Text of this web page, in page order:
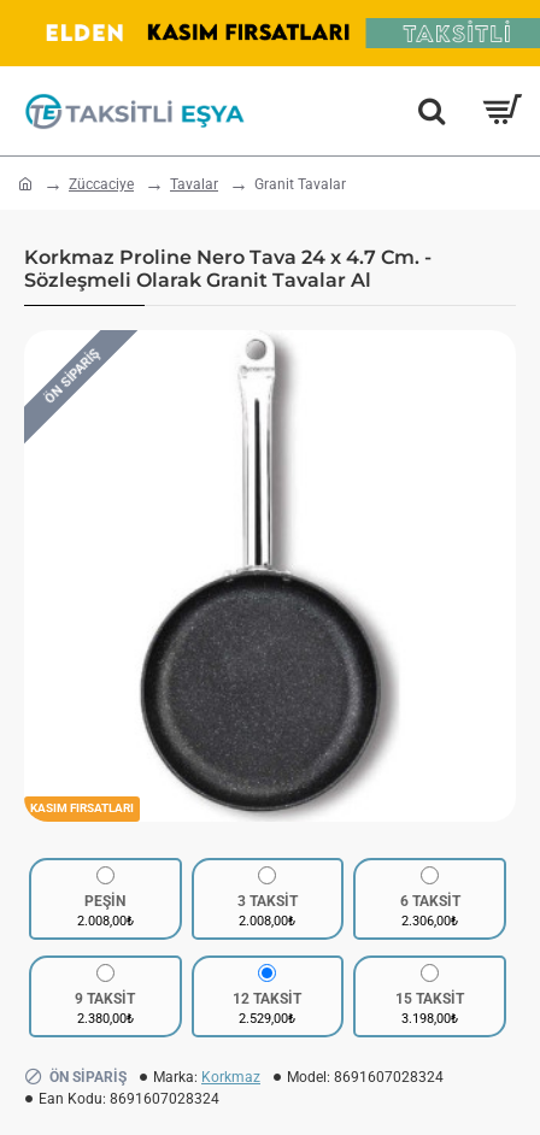
home Züccaciye Tavalar Granit Tavalar
Korkmaz Proline Nero Tava 24 x 4.7 Cm. -
Sözleşmeli Olarak Granit Tavalar Al
KASIM FIRSATLARI
ÖN SIPARIŞ
PEŞİN
2.008,00₺
3 TAKSİT
2.008,00₺
6 TAKSİT
2.306,00₺
9 TAKSİT
2.380,00₺
12 TAKSİT
2.529,00₺
15 TAKSİT
3.198,00₺
ÖN SIPARIŞ Marka: Korkmaz Model: 8691607028324
Ean Kodu: 8691607028324